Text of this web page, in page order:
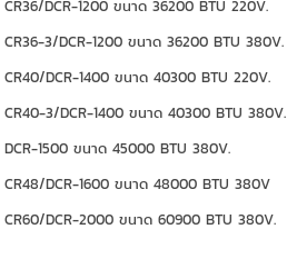
CR36/DCR-1200 ขนาด 36200 BTU 220V.
CR36-3/DCR-1200 ขนาด 36200 BTU 380V.
CR40/DCR-1400 ขนาด 40300 BTU 220V.
CR40-3/DCR-1400 ขนาด 40300 BTU 380V.
DCR-1500 ขนาด 45000 BTU 380V.
CR48/DCR-1600 ขนาด 48000 BTU 380V
CR60/DCR-2000 ขนาด 60900 BTU 380V.